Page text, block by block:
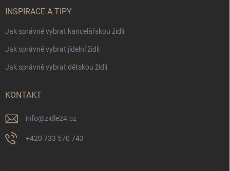
INSPIRACE A TIPY
Jak správně vybrat kancelářskou židli
Jak správně vybrat jídelní židli
Jak správně vybrat dětskou židli
KONTAKT
info@zidle24.cz
+420 733 570 743